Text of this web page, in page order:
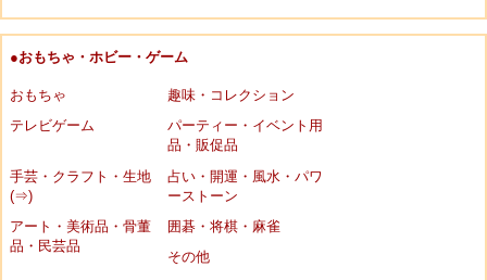
●おもちゃ・ホビー・ゲーム
おもちゃ
趣味・コレクション
テレビゲーム
パーティー・イベント用
品・販促品
手芸・クラフト・生地
(⇒)
占い・開運・風水・パワ
ーストーン
アート・美術品・骨董
品・民芸品
囲碁・将棋・麻雀
その他